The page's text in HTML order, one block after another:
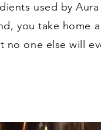
used by
you take home
one else will